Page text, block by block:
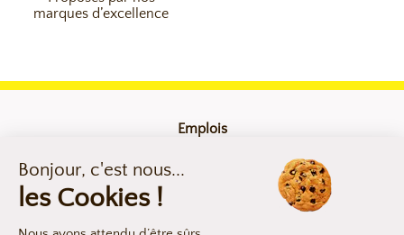
marques d’excellence
Emplois
Mentions légales